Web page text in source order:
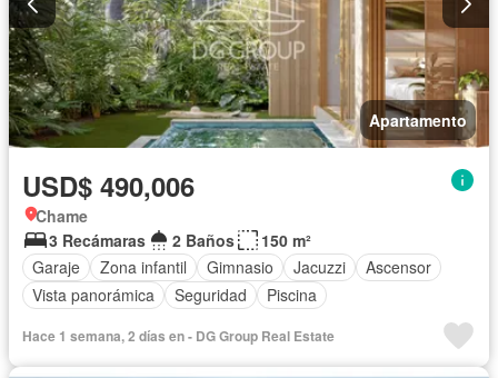
Apartamento
USD$ 490,006
Chame
3 Recámaras
2 Baños
150 m²
Garaje
Zona infantil Gimnasio Jacuzzi
Ascensor
Vista panorámica
Seguridad Piscina
Hace 1 semana, 2 días en - DG Group Real Estate